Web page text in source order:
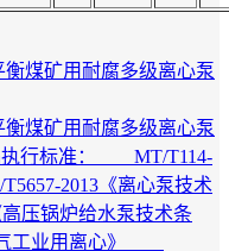
衡煤矿用耐腐多级离心泵
衡煤矿用耐腐多级离心泵
行标准： MT/T114-
2013《离心泵技术
压锅炉给水泵技术条
工业用离心》